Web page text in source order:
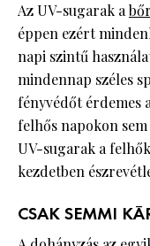
Az UV-sugarak abőr
éppen ezért
napi szintű
mindennap széles
fényvédőt érdemes
felhős napokon
UV-sugarak a
kezdetben
CSAK SEMMI